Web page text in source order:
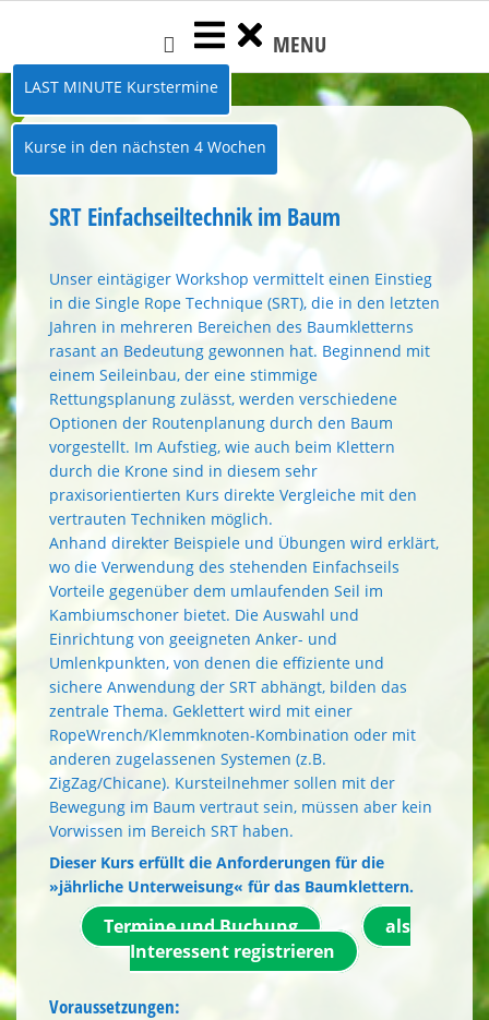
content
MENU
LAST MINUTE Kurstermine
Kurse in den nächsten 4 Wochen
SRT Einfachseiltechnik im Baum
Unser eintägiger Workshop vermittelt einen Einstieg
in die Single Rope Technique (SRT), die in den letzten
Jahren in mehreren Bereichen des Baumkletterns
rasant an Bedeutung gewonnen hat. Beginnend mit
einem Seileinbau, der eine stimmige
Rettungsplanung zulässt, werden verschiedene
Optionen der Routenplanung durch den Baum
vorgestellt. Im Aufstieg, wie auch beim Klettern
durch die Krone sind in diesem sehr
praxisorientierten Kurs direkte Vergleiche mit den
vertrauten Techniken möglich.
Anhand direkter Beispiele und Übungen wird erklärt,
wo die Verwendung des stehenden Einfachseils
Vorteile gegenüber dem umlaufenden Seil im
Kambiumschoner bietet. Die Auswahl und
Einrichtung von geeigneten Anker- und
Umlenkpunkten, von denen die effiziente und
sichere Anwendung der SRT abhängt, bilden das
zentrale Thema. Geklettert wird mit einer
RopeWrench/Klemmknoten-Kombination oder mit
anderen zugelassenen Systemen (z.B.
ZigZag/Chicane). Kursteilnehmer sollen mit der
Bewegung im Baum vertraut sein, müssen aber kein
Vorwissen im Bereich SRT haben.
Dieser Kurs erfüllt die Anforderungen für die
»jährliche Unterweisung« für das Baumklettern.
Termine und Buchung
als
Interessent registrieren
Voraussetzungen: